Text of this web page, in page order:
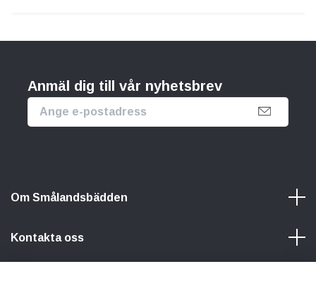
Anmäl dig till vår nyhetsbrev
Om Smålandsbädden
Kontakta oss